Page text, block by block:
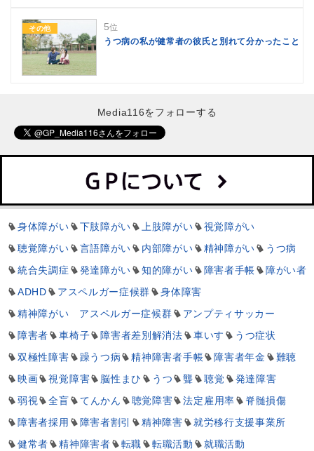
その他 5位
うつ病の私が健常者の彼氏と別れて分かったこと
Media116をフォローする
身体障がい 下肢障がい 上肢障がい
視覚障がい
聴覚障がい
言語障がい 内部障がい 精神障がい
うつ病
統合失調症
発達障がい 知的障がい 障害者手帳
障がい者
ADHD
アスペルガー症候群
身体障害
精神障がい アスペルガー症候群
アンプティサッカー
障害者
車椅子 障害者差別解消法 車いす
うつ症状
双極性障害
躁うつ病 精神障害者手帳 障害者年金
難聴
映画
視覚障害 脳性まひ うつ 聾 聴覚
発達障害
弱視
全盲 てんかん 聴覚障害 法定雇用率
脊髄損傷
障害者採用
障害者割引 精神障害
就労移行支援事業所
健常者
精神障害者 転職 転職活動
就職活動